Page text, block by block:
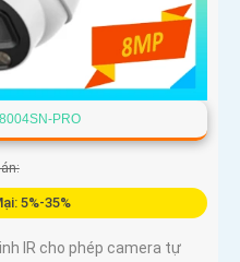
PRO
5%-35%
IR cho phép camera tự